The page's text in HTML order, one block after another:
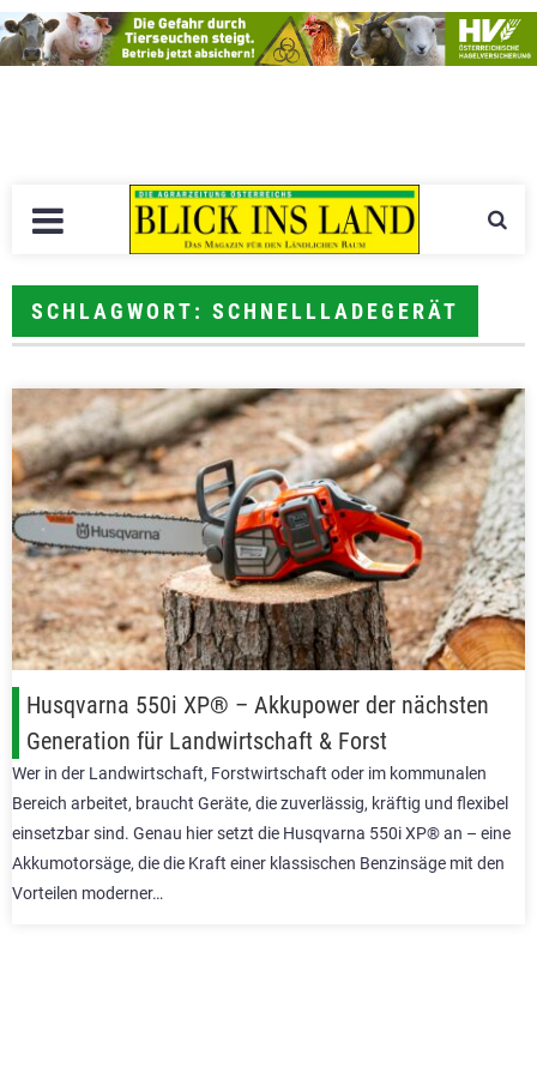
SCHLAGWORT: SCHNELLLADEGERÄT
Husqvarna 550i XP® – Akkupower der nächsten
Generation für Landwirtschaft & Forst
Wer in der Landwirtschaft, Forstwirtschaft oder im kommunalen
Bereich arbeitet, braucht Geräte, die zuverlässig, kräftig und flexibel
einsetzbar sind. Genau hier setzt die Husqvarna 550i XP® an – eine
Akkumotorsäge, die die Kraft einer klassischen Benzinsäge mit den
Vorteilen moderner…